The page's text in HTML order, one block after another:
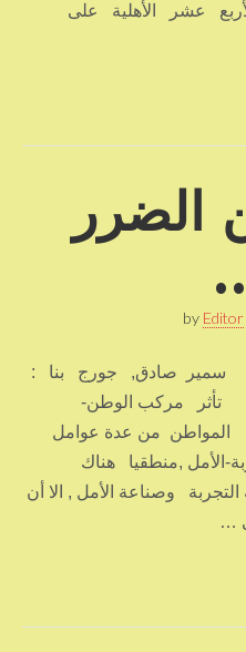
عشر الأهلية على
الضرر
by Editor
سمير صادق, جورج بنا :
تأثر مركب الوطن-
المواطن من عدة عوامل
الأمل ,منطقيا هناك
التجربة وصناعة الأمل , الا أن
…